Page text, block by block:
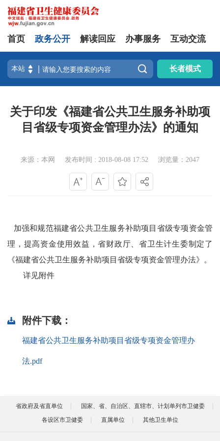
首页 政务公开 解读回应 办事服务 互动交流
 长者模式
关于印发《福建省公共卫生服务补助项
目省级专项资金管理办法》的通知
来源：本网 发布时间 : 2018-08-08 17:52 浏览量：2047
加强和规范福建省公共卫生服务补助项目省级专项资金管
理，提高资金使用效益，省财政厅、省卫生计生委制定了
《福建省公共卫生服务补助项目省级专项资金管理办法》。
详见附件
附件下载：
福建省公共卫生服务补助项目省级专项资金管理办
法.pdf
省政府及省直单位
国家、省、自治区、直辖市、计划单列市卫健委
各设区市卫健委
直属单位 其他卫生单位